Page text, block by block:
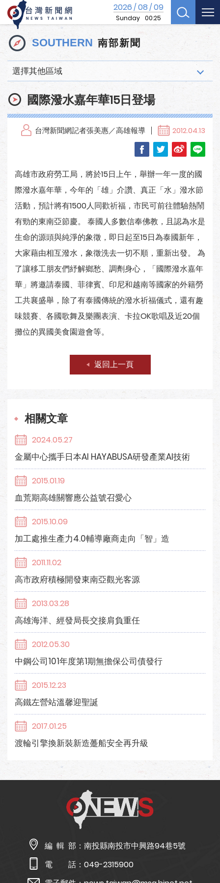
2026/08/09
Sunday 00:25
SOUTHERN 南部新聞
選擇其他區域
國際潑水嘉年華15日登場
台灣新聞網記者張美惠／高雄報導 2012.04.13
高雄市政府勞工局，將於15日上午，舉辦一年一度的國
際潑水嘉年華，今年的「雄」介讚、真正「水」潑水節
活動，預計將有1500人同歡祈福，市民可前往體驗熱鬧
有勁的東南亞節慶。 泰國人多數信奉佛教，且認為水是
生命的源頭與純淨的象徵，即日起至15日為泰國新年，
大家藉由相互潑水，象徵洗去一切不順，重新出發。 為
了讓移工朋友們紓解鄉愁、調劑身心，「國際潑水嘉年
華」將邀請泰國、菲律賓、印尼和越南等國家的外籍勞
工共襄盛舉，除了有泰國傳統的潑水祈福儀式，還有趣
味競賽、各國歌舞及樂團表演、卡拉OK歌唱及近20個
攤位的異國美食園遊會等。
返回上一頁
相關文章
2024.05.27
金屬中心攜手日本AI HAYABUSA研發產業AI技術
2015.01.19
血荒期高雄關響應公益號召愛心
2015.10.09
加工處推生產力4.0輔導廠商走向「智」造
2011.11.02
高市政府積極開發東南亞觀光客源
2013.03.28
高雄海洋、經發局長交接肩負重任
2012.05.30
中鋼公司101年度第1期無擔保公司債發行
2015.12.23
高鐵左營站溫馨迎聖誕
2017.01.25
渡輪引擎換新裝新造躉船安全再升級
編 輯 部： 南投縣南投市中興路94巷5號
電 話： 049-2315900